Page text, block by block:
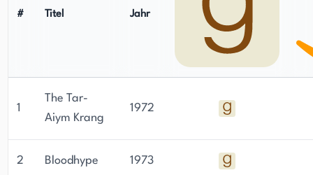
# Titel Jahr
1
The Tar-
Aiym Krang
1972
2 Bloodhype 1973